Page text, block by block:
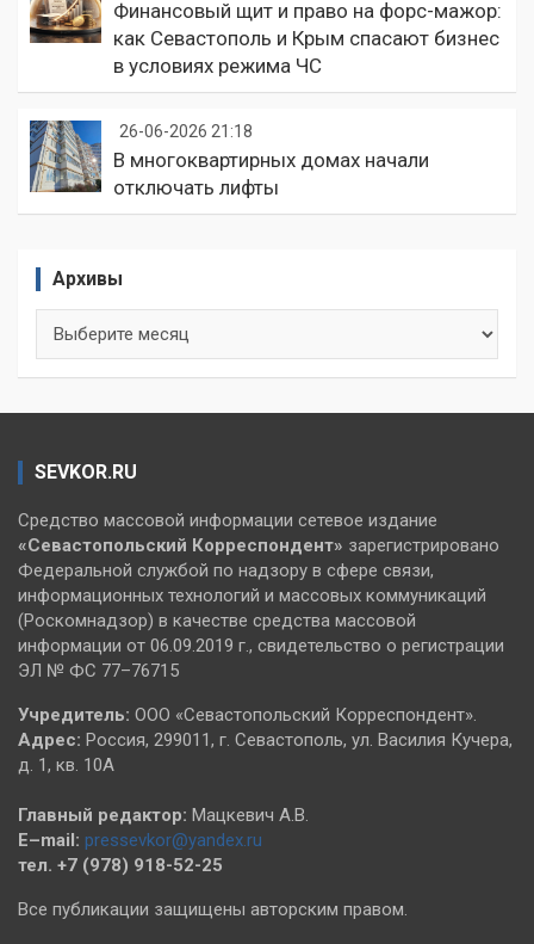
Финансовый щит и право на форс-мажор:
как Севастополь и Крым спасают бизнес
в условиях режима ЧС
26-06-2026 21:18
В многоквартирных домах начали
отключать лифты
Архивы
SEVKOR.RU
Средство массовой информации сетевое издание
«Севастопольский Корреспондент» зарегистрировано
Федеральной службой по надзору в сфере связи,
информационных технологий и массовых коммуникаций
(Роскомнадзор) в качестве средства массовой
информации от 06.09.2019 г., свидетельство о регистрации
ЭЛ № ФС 77–76715
Учредитель: ООО «Севастопольский Корреспондент».
Адрес: Россия, 299011, г. Севастополь, ул. Василия Кучера,
д. 1, кв. 10А
Главный редактор: Мацкевич А.В.
E–mail: pressevkor@yandex.ru
тел. +7 (978) 918-52-25
Все публикации защищены авторским правом.